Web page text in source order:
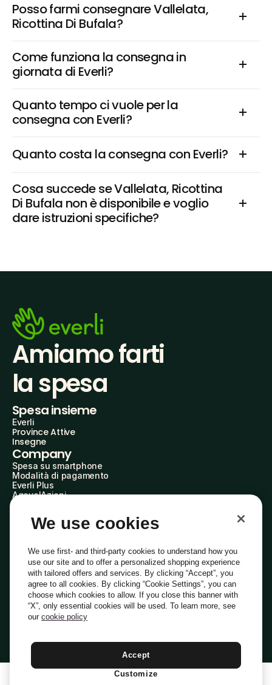
Posso farmi consegnare Vallelata,
Ricottina Di Bufala?
Come funziona la consegna in
giornata di Everli?
Quanto tempo ci vuole per la
consegna con Everli?
Quanto costa la consegna con Everli?
Cosa succede se Vallelata, Ricottina
Di Bufala non è disponibile e voglio
dare istruzioni specifiche?
Amiamo farti
la spesa
Spesa insieme
Everli
Province Attive
Insegne
Company
Spesa su smartphone
Modalità di pagamento
Everli Plus
AgevolAzioni
Everli Shoppers
Scopri chi siamo
Domande frequenti
Lavora con noi
Diventa Shopper
Investitori
PrivacyCookiePreferenze Cookie
Termini e Condizioni
Italiano
We use cookies
We use first- and third-party cookies to understand how you
use our site and to offer a personalized shopping experience
with tailored offers and services. By clicking “Accept”, you
agree to all cookies. By clicking “Cookie Settings”, you can
choose which cookies to allow. If you close this banner with
“X”, only essential cookies will be used. To learn more, see
our cookie policy
Accept
Customize